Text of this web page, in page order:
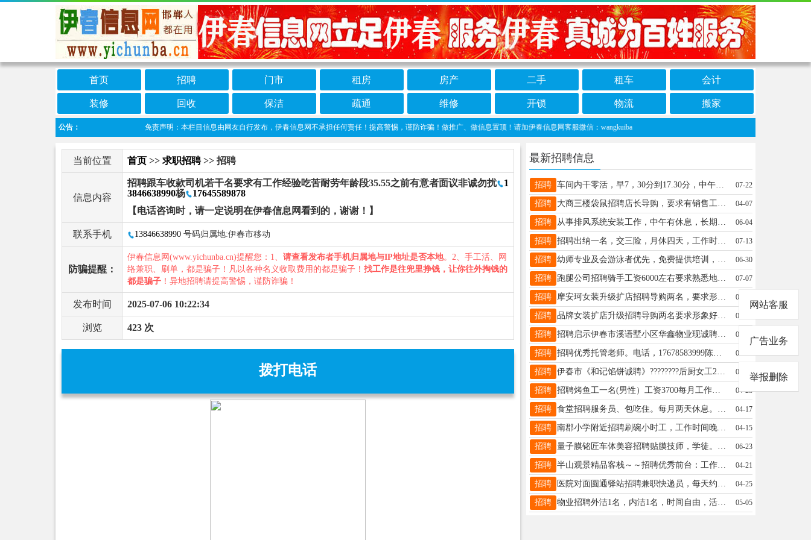
首页 招聘 门市 租房 房产 二手 租车 会计
装修 回收 保洁 疏通 维修 开锁 物流 搬家
公告： 免责声明：本栏目信息由网友自行发布，伊春信息网不承担任何责任！提高警惕，谨防诈骗！做推广、做信息置顶！请加伊春信息网客服微信：wangkuiba
当前位置 首页 >> 求职招聘>> 招聘
信息内容
招聘跟车收款司机若干名要求有工作经验吃苦耐劳年龄段35.55之前有意者面议非诚勿扰
1
3846638990杨
17645589878
【电话咨询时，请一定说明在伊春信息网看到的，谢谢！】
联系手机 13846638990 号码归属地:伊春市移动
防骗提醒：
伊春信息网(www.yichunba.cn)提醒您：1、 请查看发布者手机归属地与IP地址是否本地。2、手工活、网
络兼职、刷单，都是骗子！凡以各种名义收取费用的都是骗子！ 找工作是往兜里挣钱，让你往外掏钱的
都是骗子 ！异地招聘请提高警惕，谨防诈骗！
发布时间 2025-07-06 10:22:34
浏览 423 次
拨打电话
最新招聘信息
招聘 车间内干零活，早7，30分到17.30分，中午休息一个半小时，月工资，3000元，要求，身体健康，55岁以下，李先生13644676675 07-22
招聘 大商三楼袋鼠招聘店长导购，要求有销售工作经验者，上下午倒班，具体薪资面议联系电话18945468292梁女士18945468292 04-07
招聘 从事排风系统安装工作，中午有休息，长期有活，工资4500起，月结，有加班补贴张17758892211 06-04
招聘 招聘出纳一名，交三险，月休四天，工作时间：上午8：00-11：30，下午1：30-17：00，要求：能给使用WPS等常用办公软件，有意向者请联系---周总：13945882003周总15645893898 07-13
招聘 幼师专业及会游泳者优先，免费提供培训，长期稳定，对孩子有耐心。每周一天休息，没课的时候不用来。满一年以上给予社保补助。老板钱多事少。肖13104580483肖女士13104580483 06-30
招聘 跑腿公司招聘骑手工资6000左右要求熟悉地形韩13804853586 07-07
招聘 摩安珂女装升级扩店招聘导购两名，要求形象好气质佳有经验优先，年龄20-40岁，上下午倒班工作轻松不累李19604580990 07-11
招聘 品牌女装扩店升级招聘导购两名要求形象好气质佳20-40岁有销售工作经验优先工作时间上下午倒班制底薪＋提成＋满勤十工龄3000-5000李19604580990 07-09
招聘 招聘启示伊春市溪语墅小区华鑫物业现诚聘电工、水暖工、年龄40-57岁，有操作证和有经验者优先。公司配备统一服装，免费提供午餐，环境优美，待遇优厚，有意者可电话咨询。地址：伊春市林都-溪语墅小区电话：13796509158武女士13796509158 04-26
招聘 招聘优秀托管老师。电话，17678583999陈先生17678583999 04-05
招聘 伊春市《和记馅饼诚聘》????‍????后厨女工2名????????‍♀️保洁员1名????????‍????粥师傅1名（男女不限）郭经理13089598966（微信同步）王经理13039661889（微信同步）王13039661889 07-03
招聘 招聘烤鱼工一名(男性）工资3700每月工作时间早9:00至晚8:00常先生13845831878 04-28
招聘 食堂招聘服务员、包吃住。每月两天休息。可以长期上班再联系。宫先生13846616789 04-17
招聘 南郡小学附近招聘刷碗小时工，工作时间晚6点开始，工作半小时左右，按小时工一小时结算（15元/时），适合饭后遛弯的人，周末法定节假日休息，非诚勿扰张老师13149580205 04-15
招聘 量子膜铭匠车体美容招聘贴膜技师，学徒。贴膜技师底薪7000+高额提成。贴膜学徒1000元早八晚六，管一顿饭店内环境好，不潮不冷。有意者欢迎致电。李女士13352588605 06-23
招聘 半山观景精品客栈～～招聘优秀前台：工作时间干一天休一天。工资待遇，基本工资+销售提成。工资待遇丰厚要求：年龄40岁以下，干净利索，亲和力强，有工作经验优先。（老板人好事不多[调皮][调皮]）应聘电话：13664580675​好朋友帮忙转发谢谢郭女士13664580675 04-21
招聘 医院对面圆通驿站招聘兼职快递员，每天约两个小时时间，月工资约1500元以上，招聘内勤，成手月工资3000元，联系电话18724584804张女士18724584804 04-25
招聘 物业招聘外洁1名，内洁1名，时间自由，活不累好干，要求身体健康，活干好就行，年龄68以下。长期优先，非诚勿扰。有意者来物业联系。程先生13199277791 05-05
网站客服
广告业务
举报删除